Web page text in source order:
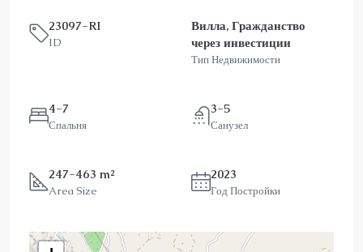
23097-RI
ID
Вилла, Гражданство
через инвестиции
Тип Недвижимости
4-7
Спальня
3-5
Санузел
247-463 m²
Area Size
2023
Год Постройки